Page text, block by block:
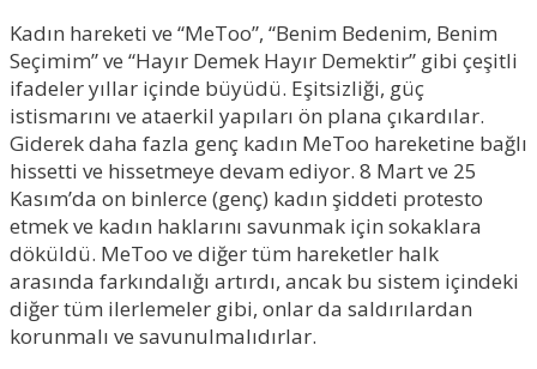
Kadın hareketi ve “MeToo”, “Benim Bedenim, Benim
Seçimim” ve “Hayır Demek Hayır Demektir” gibi çeşitli
ifadeler yıllar içinde büyüdü. Eşitsizliği, güç
istismarını ve ataerkil yapıları ön plana çıkardılar.
Giderek daha fazla genç kadın MeToo hareketine bağlı
hissetti ve hissetmeye devam ediyor. 8 Mart ve 25
Kasım’da on binlerce (genç) kadın şiddeti protesto
etmek ve kadın haklarını savunmak için sokaklara
döküldü. MeToo ve diğer tüm hareketler halk
arasında farkındalığı artırdı, ancak bu sistem içindeki
diğer tüm ilerlemeler gibi, onlar da saldırılardan
korunmalı ve savunulmalıdırlar.